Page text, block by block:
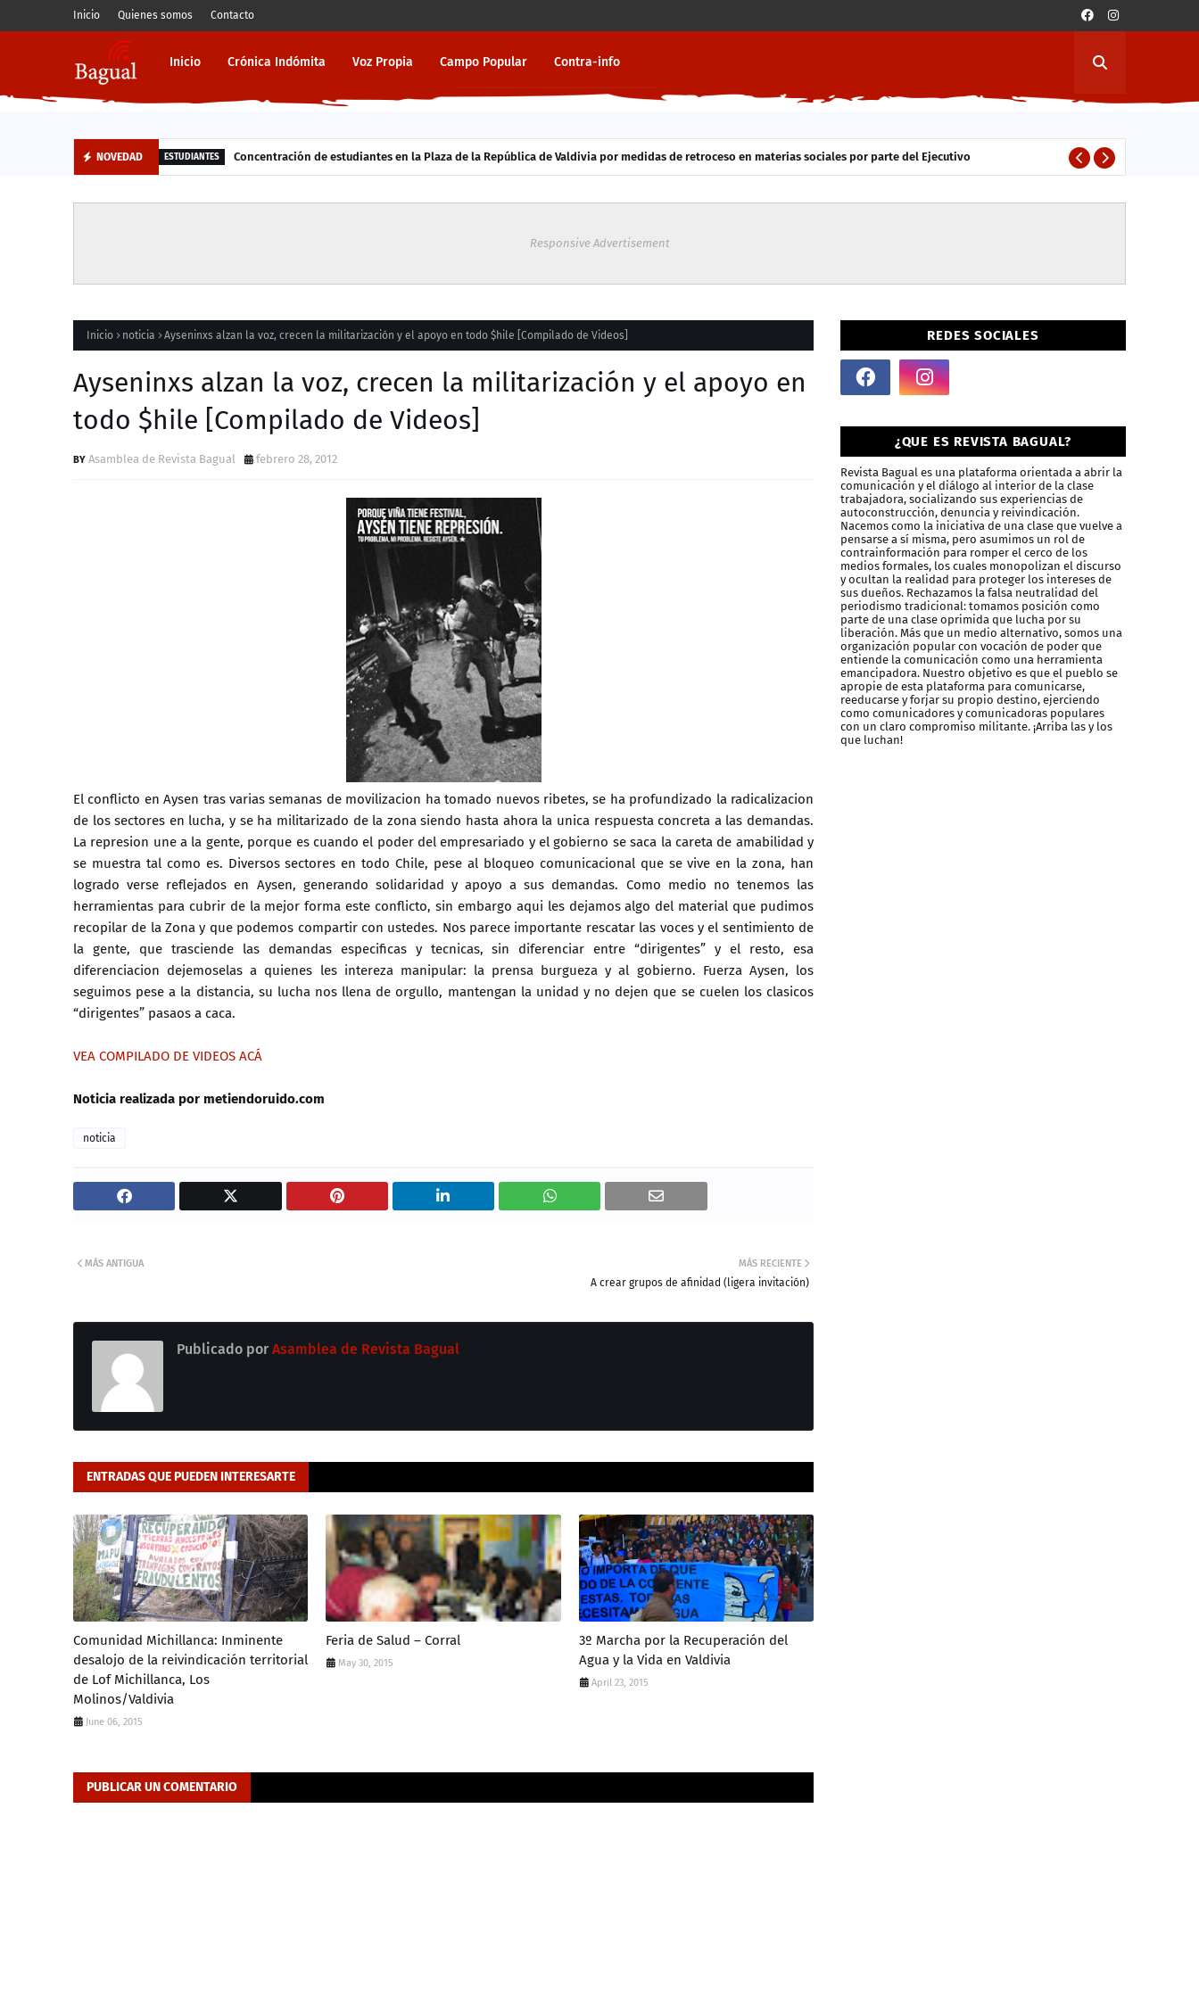
Inicio Quienes somos Contacto
Inicio Crónica Indómita Voz Propia Campo Popular Contra-info
NOVEDAD ESTUDIANTES Concentración de estudiantes en la Plaza de la República de Valdivia por medidas de retroceso en materias sociales por parte del Ejecutivo
Responsive Advertisement
Inicio noticia Ayseninxs alzan la voz, crecen la militarización y el apoyo en todo $hile [Compilado de Videos]
Ayseninxs alzan la voz, crecen la militarización y el apoyo en
todo $hile [Compilado de Videos]
Asamblea de Revista Bagual febrero 28, 2012
El conflicto en Aysen tras varias semanas de movilizacion ha tomado nuevos ribetes, se ha profundizado la radicalizacion
de los sectores en lucha, y se ha militarizado de la zona siendo hasta ahora la unica respuesta concreta a las demandas.
La represion une a la gente, porque es cuando el poder del empresariado y el gobierno se saca la careta de amabilidad y
se muestra tal como es. Diversos sectores en todo Chile, pese al bloqueo comunicacional que se vive en la zona, han
logrado verse reflejados en Aysen, generando solidaridad y apoyo a sus demandas. Como medio no tenemos las
herramientas para cubrir de la mejor forma este conflicto, sin embargo aqui les dejamos algo del material que pudimos
recopilar de la Zona y que podemos compartir con ustedes. Nos parece importante rescatar las voces y el sentimiento de
la gente, que trasciende las demandas especificas y tecnicas, sin diferenciar entre “dirigentes” y el resto, esa
diferenciacion dejemoselas a quienes les intereza manipular: la prensa burgueza y al gobierno. Fuerza Aysen, los
seguimos pese a la distancia, su lucha nos llena de orgullo, mantengan la unidad y no dejen que se cuelen los clasicos
“dirigentes” pasaos a caca.
VEA COMPILADO DE VIDEOS ACÁ
Noticia realizada por metiendoruido.com
noticia
MÁS RECIENTE
A crear grupos de afinidad (ligera invitación)
MÁS ANTIGUA
Publicado por Asamblea de Revista Bagual
ENTRADAS QUE PUEDEN INTERESARTE
Comunidad Michillanca: Inminente
desalojo de la reivindicación territorial
de Lof Michillanca, Los
Molinos/Valdivia
June 06, 2015
Feria de Salud – Corral
May 30, 2015
3º Marcha por la Recuperación del
Agua y la Vida en Valdivia
April 23, 2015
PUBLICAR UN COMENTARIO
REDES SOCIALES
¿QUE ES REVISTA BAGUAL?
Revista Bagual es una plataforma orientada a abrir la
comunicación y el diálogo al interior de la clase
trabajadora, socializando sus experiencias de
autoconstrucción, denuncia y reivindicación.
Nacemos como la iniciativa de una clase que vuelve a
pensarse a sí misma, pero asumimos un rol de
contrainformación para romper el cerco de los
medios formales, los cuales monopolizan el discurso
y ocultan la realidad para proteger los intereses de
sus dueños. Rechazamos la falsa neutralidad del
periodismo tradicional: tomamos posición como
parte de una clase oprimida que lucha por su
liberación. Más que un medio alternativo, somos una
organización popular con vocación de poder que
entiende la comunicación como una herramienta
emancipadora. Nuestro objetivo es que el pueblo se
apropie de esta plataforma para comunicarse,
reeducarse y forjar su propio destino, ejerciendo
como comunicadores y comunicadoras populares
con un claro compromiso militante. ¡Arriba las y los
que luchan!